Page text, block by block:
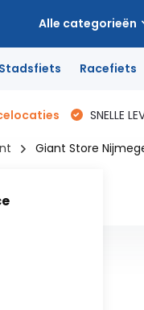
Alle categorieën
Stadsfiets Racefiets
SNELLE
Giant Store